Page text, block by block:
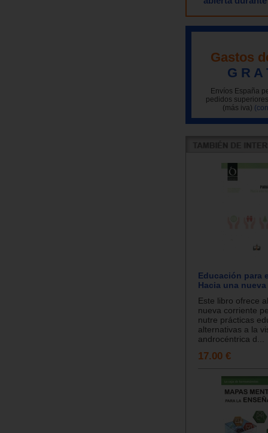
Gastos
G R A
Envíos España
pedidos
(más iva)
Educación para
Hacia una
Este libro ofrece
nueva corriente
nutre prácticas
alternativas a la
androcéntrica d...
17.00 €